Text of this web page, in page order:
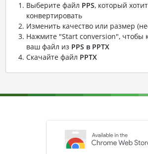
Выберите файл PPS, который
конвертировать
Изменить качество или размер
Нажмите "Start conversion", чтобы
ваш файл из PPS в PPTX
Скачайте файл PPTX